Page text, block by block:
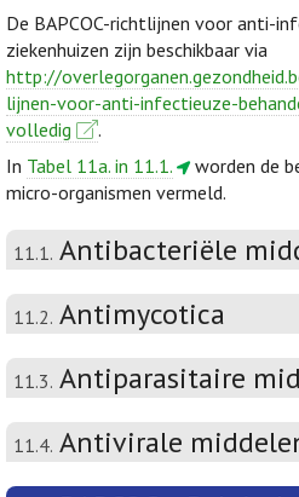
De BAPCOC-richtlijnen voor anti-
ziekenhuizen zijn beschikbaar via
http://
lijnen-voor-anti-infectieuze-
volledig
.
In Tabel 11a. in 11.1.
worden de
micro-organismen vermeld.
11.1. Antibacteriële
11.2. Antimycotica
11.3. Antiparasitaire
11.4. Antivirale